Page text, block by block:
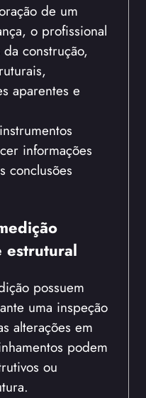
de um
o profissional
construção,
aparentes e
informações
conclusões
estrutural
possuem
uma inspeção
alterações em
podem
ou